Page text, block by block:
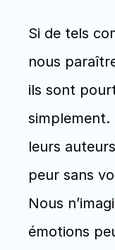
Si de tels
nous
ils sont
simplement.
leurs
peur sans
Nous
émotions